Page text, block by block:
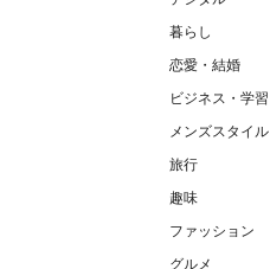
暮らし
恋愛・結婚
ビジネス・学習
メンズスタイル
旅行
趣味
ファッション
グルメ